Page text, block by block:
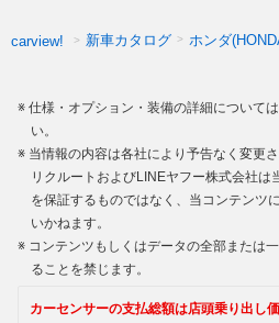
carview! 新車カタログ ホンダ
仕様・オプション・装備の詳細について
い。
当情報の内容は各社により予告なく変更
リクルートおよびLINEヤフー株式会社は
を保証するものではなく、当コンテンツ
いかねます。
コンテンツもしくはデータの全部または
ることを禁じます。
カーセンサーの支払総額は店頭乗り出し